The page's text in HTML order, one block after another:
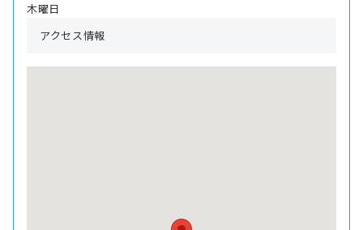
木曜日
アクセス情報